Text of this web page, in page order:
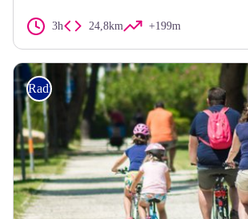
3h 24,8km +199m
Radfahren